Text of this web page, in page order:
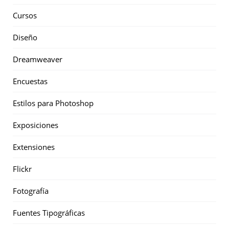
Cursos
Diseño
Dreamweaver
Encuestas
Estilos para Photoshop
Exposiciones
Extensiones
Flickr
Fotografía
Fuentes Tipográficas